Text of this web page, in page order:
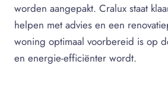
worden aangepakt. Cralux staat
helpen met advies en een
woning optimaal voorbereid is op
en energie-efficiënter wordt.